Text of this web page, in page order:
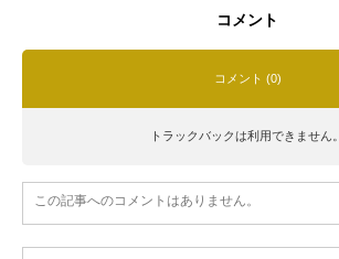
コメント
コメント (0)
トラックバックは利用できません。
この記事へのコメントはありません。